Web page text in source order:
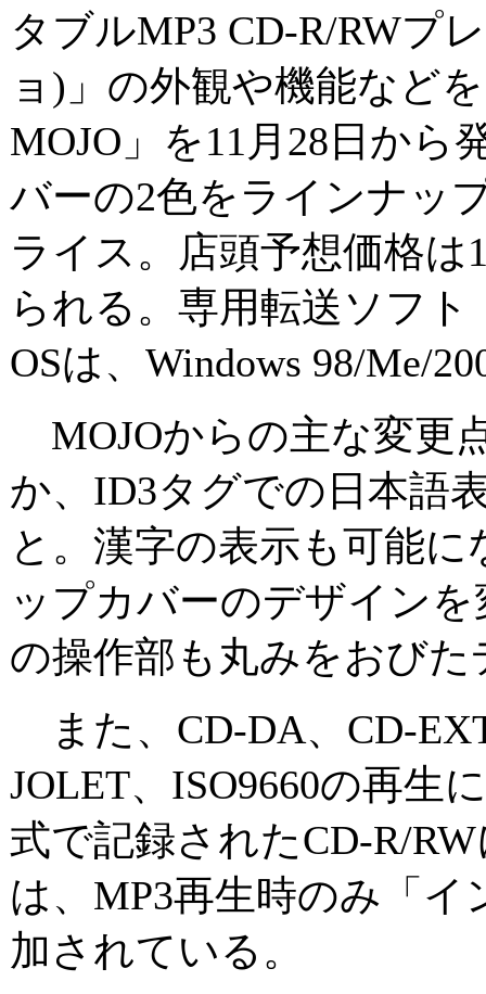
タブルMP3 CD-R/RWプ
ョ)」の外観や機能など
MOJO」を11月28日から
バーの2色をラインナッ
ライス。店頭予想価格は
られる。専用転送ソフト
OSは、Windows 98/Me/
MOJOからの主な変更
か、ID3タグでの日本語
と。漢字の表示も可能
ップカバーのデザイン
の操作部も丸みをおび
また、CD-DA、CD-
JOLET、ISO9660の再生
式で記録されたCD-R/
は、MP3再生時のみ「
加されている。